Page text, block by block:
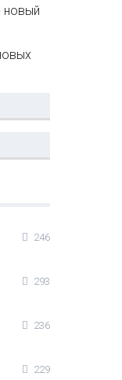
новый
246
293
236
229